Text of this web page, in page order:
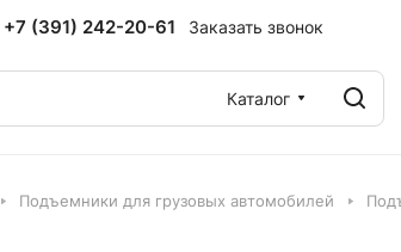
+7 (391) 242-20-61 Заказать звонок
Каталог
Подъемники для грузовых автомобилей